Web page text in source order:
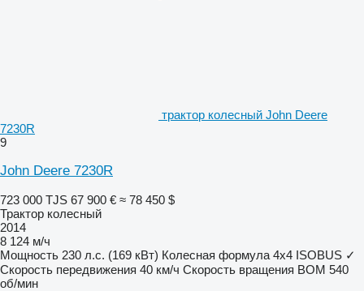
трактор колесный John Deere
7230R
9
John Deere 7230R
723 000 TJS 67 900 € ≈ 78 450 $
Трактор колесный
2014
8 124 м/ч
Мощность 230 л.с. (169 кВт) Колесная формула 4x4 ISOBUS ✓
Скорость передвижения 40 км/ч Скорость вращения ВОМ 540
об/мин